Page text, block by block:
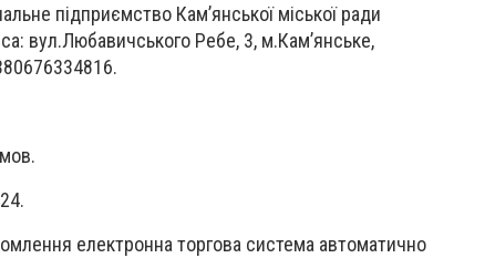
підприємство Кам’янської міської ради
вул.Любавичського Ребе, 3, м.Кам’янське,
електронна торгова система автоматично